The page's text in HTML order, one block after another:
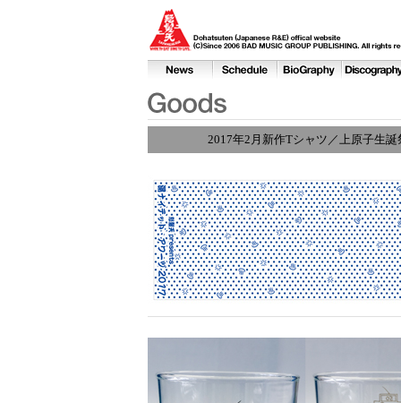
2017年2月新作Tシャツ／上原子生